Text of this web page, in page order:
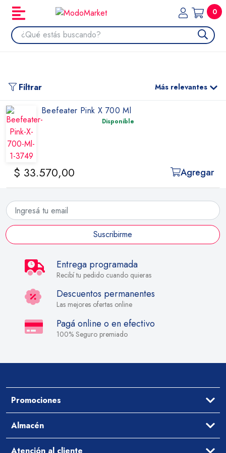
0
Filtrar Más relevantes
Beefeater Pink X 700 Ml
Disponible
$ 33.570,00 Agregar
Suscribirme
Entrega programada
Recibí tu pedido cuando quieras
Descuentos permanentes
Las mejores ofertas online
Pagá online o en efectivo
100% Seguro premiado
Promociones
Almacén